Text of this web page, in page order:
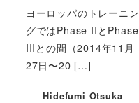
ヨーロッパのトレーニン
グではPhase IIとPhase
IIIとの間（2014年11月
27日〜20 […]
Hidefumi Otsuka